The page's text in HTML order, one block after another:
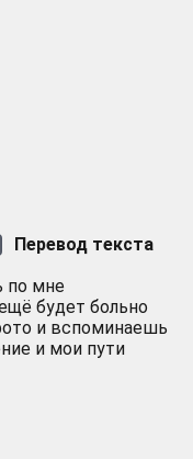
Перевод текста
по мне
будет больно
и вспоминаешь
и мои пути